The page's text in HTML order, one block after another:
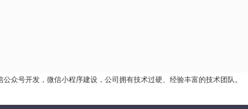
众号开发，微信小程序建设，公司拥有技术过硬、经验丰富的技术团队。